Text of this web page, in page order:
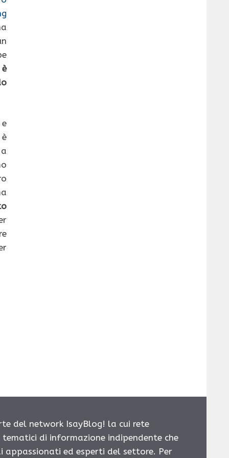
del network IsayBlog! la cui rete
di informazione indipendente che
ed esperti del settore. Per